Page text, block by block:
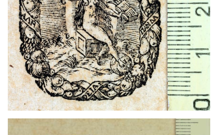
1583 - 1596 Heidelberg (Alemania)